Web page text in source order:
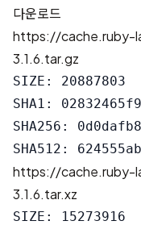
다운로드
https://cache.ruby-
3.1.6.tar.gz
SIZE: 20887803
SHA1:
SHA256:
https://cache.ruby-
3.1.6.tar.xz
SIZE: 15273916